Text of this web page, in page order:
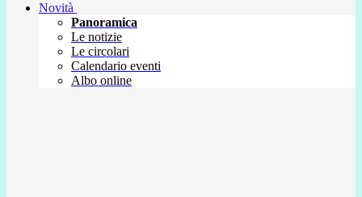
Novità
Panoramica
Le notizie
Le circolari
Calendario eventi
Albo online